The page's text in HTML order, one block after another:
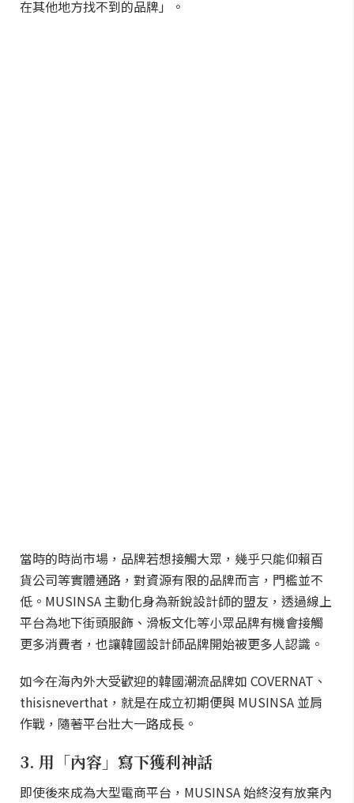
在其他地方找不到的品牌」。
當時的時尚市場，品牌若想接觸大眾，幾乎只能仰賴百
貨公司等實體通路，對資源有限的品牌而言，門檻並不
低。MUSINSA 主動化身為新銳設計師的盟友，透過線上
平台為地下街頭服飾、滑板文化等小眾品牌有機會接觸
更多消費者，也讓韓國設計師品牌開始被更多人認識。
如今在海內外大受歡迎的韓國潮流品牌如 COVERNAT、
thisisneverthat，就是在成立初期便與 MUSINSA 並肩
作戰，隨著平台壯大一路成長。
3. 用「內容」寫下獲利神話
即使後來成為大型電商平台，MUSINSA 始終沒有放棄內